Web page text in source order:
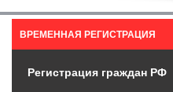
ВРЕМЕННАЯ РЕГИСТРАЦИЯ
Регистрация граждан РФ